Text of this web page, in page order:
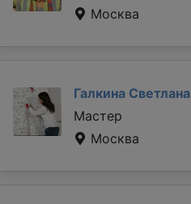
Москва
Галкина Светлана
Мастер
Москва